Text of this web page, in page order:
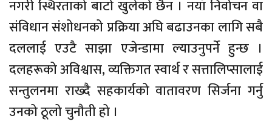
नगरी स्थिरताको बाटो खुलेको छैन । नयाँ निर्वाचन वा
संविधान संशोधनको प्रक्रिया अघि बढाउनका लागि सबै
दललाई एउटै साझा एजेन्डामा ल्याउनुपर्ने हुन्छ ।
दलहरूको अविश्वास, व्यक्तिगत स्वार्थ र सत्तालिप्सालाई
सन्तुलनमा राख्दै सहकार्यको वातावरण सिर्जना गर्नु
उनको ठूलो चुनौती हो ।